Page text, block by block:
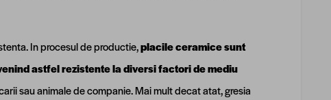
In procesul de productie,placile ceramice sunt
astfel rezistente la diversi factori de mediu
sau animale de companie. Mai mult decat atat, gresia